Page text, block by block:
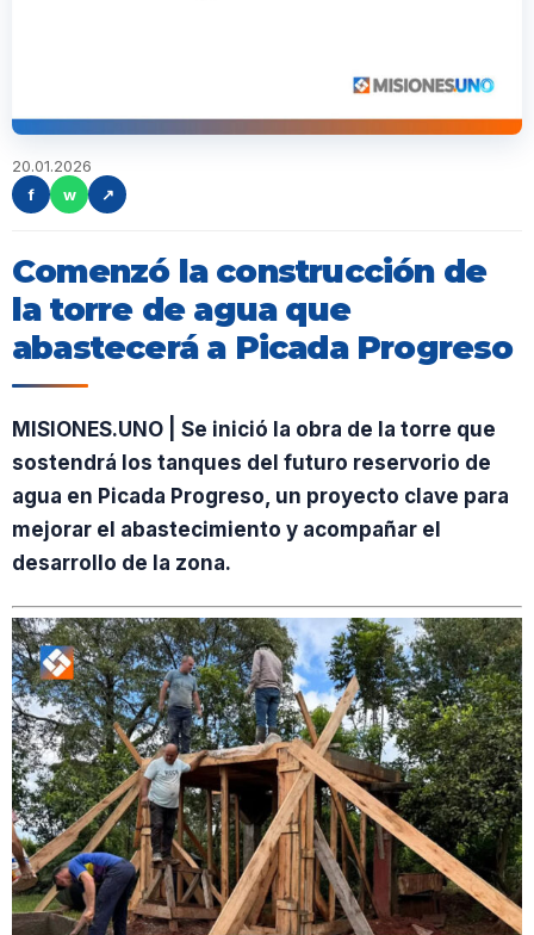
20.01.2026
f
w ↗
Comenzó la construcción de
la torre de agua que
abastecerá a Picada Progreso
MISIONES.UNO | Se inició la obra de la torre que
sostendrá los tanques del futuro reservorio de
agua en Picada Progreso, un proyecto clave para
mejorar el abastecimiento y acompañar el
desarrollo de la zona.